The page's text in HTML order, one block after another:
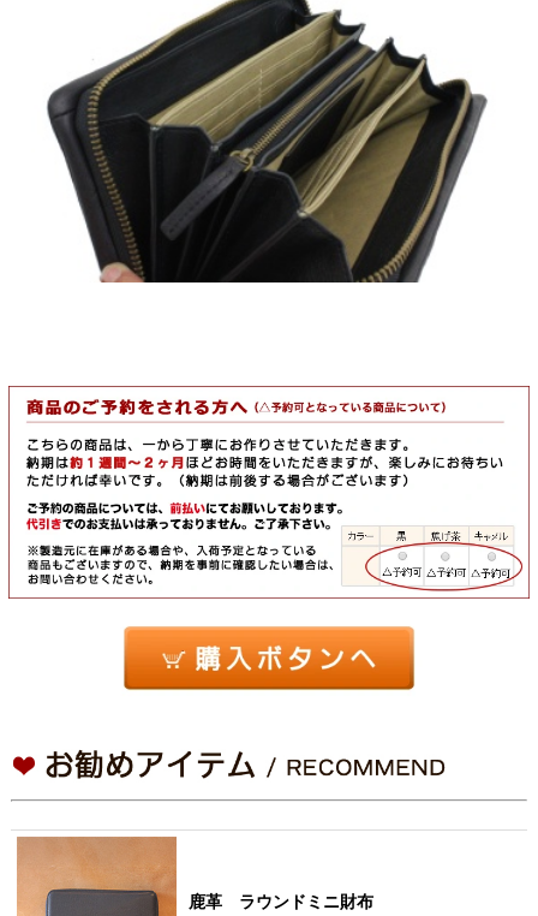
鹿革 ラウンドミニ財布